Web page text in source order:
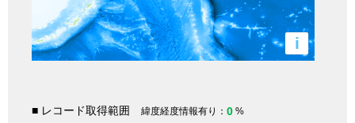
i
■ レコード取得範囲 緯度経度情報有り： 0 %